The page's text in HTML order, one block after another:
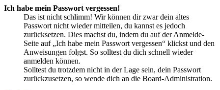
Ich habe mein Passwort vergessen!
Das ist nicht schlimm! Wir können dir zwar dein altes
Passwort nicht wieder mitteilen, du kannst es jedoch
zurücksetzen. Dies machst du, indem du auf der Anmelde-
Seite auf „Ich habe mein Passwort vergessen“ klickst und den
Anweisungen folgst. So solltest du dich schnell wieder
anmelden können.
Solltest du trotzdem nicht in der Lage sein, dein Passwort
zurückzusetzen, so wende dich an die Board-Administration.